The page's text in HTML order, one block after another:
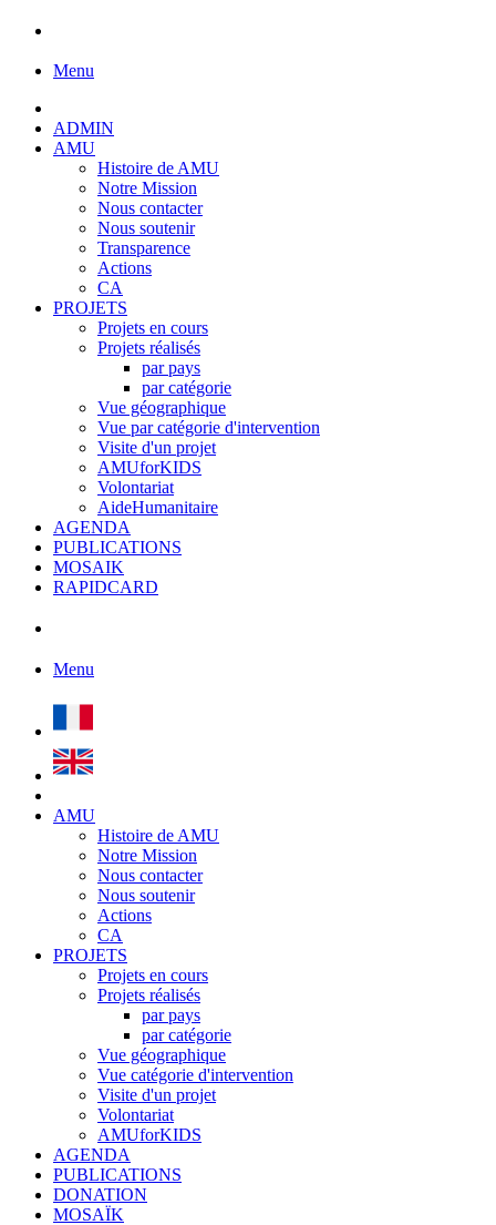
Menu
ADMIN
AMU
Histoire de AMU
Notre Mission
Nous contacter
Nous soutenir
Transparence
Actions
CA
PROJETS
Projets en cours
Projets réalisés
par pays
par catégorie
Vue géographique
Vue par catégorie d'intervention
Visite d'un projet
AMUforKIDS
Volontariat
AideHumanitaire
AGENDA
PUBLICATIONS
MOSAIK
RAPIDCARD
Menu
AMU
Histoire de AMU
Notre Mission
Nous contacter
Nous soutenir
Actions
CA
PROJETS
Projets en cours
Projets réalisés
par pays
par catégorie
Vue géographique
Vue catégorie d'intervention
Visite d'un projet
Volontariat
AMUforKIDS
AGENDA
PUBLICATIONS
DONATION
MOSAÏK